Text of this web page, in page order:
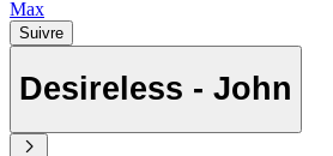
Max
Suivre
Desireless - John